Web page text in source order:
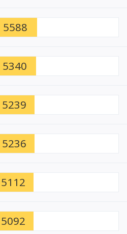
5588
5340
5239
5236
5112
5092